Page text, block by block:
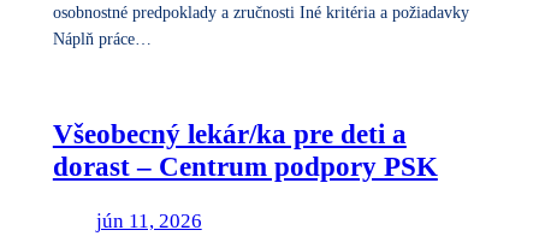
osobnostné predpoklady a zručnosti Iné kritéria a požiadavky
Náplň práce…
Všeobecný lekár/ka pre deti a
dorast – Centrum podpory PSK
jún 11, 2026